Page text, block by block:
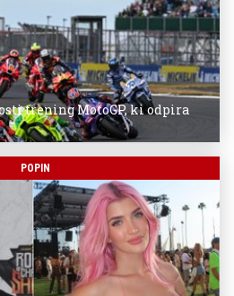
trening MotoGP, ki odpira
POPIN